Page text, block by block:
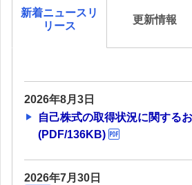
新着ニュースリ
リース
更新情報
2026年8月3日
自己株式の取得状況に関する
(PDF/136KB)
2026年7月30日